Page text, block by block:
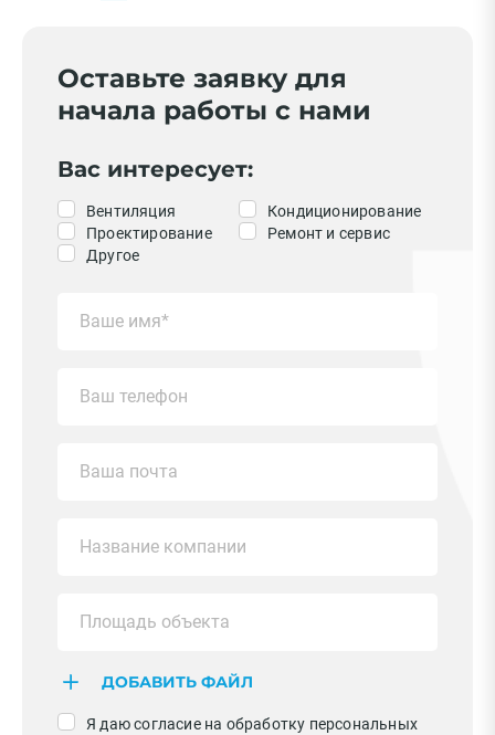
Оставьте заявку для
начала работы с нами
Вас интересует:
Вентиляция
Кондиционирование
Проектирование
Ремонт и сервис
Другое
ДОБАВИТЬ ФАЙЛ
Я даю согласие на обработку персональных